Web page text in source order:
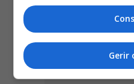
Gerir